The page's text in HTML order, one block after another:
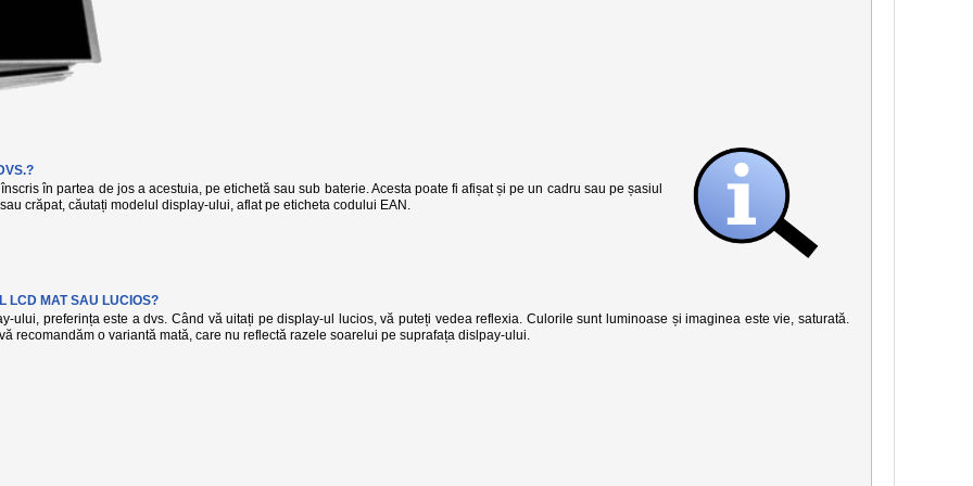
în partea de jos a acestuia, pe etichetă sau sub baterie. Acesta poate fi afișat și pe un cadru sau pe șasiul
crăpat, căutați modelul display-ului, aflat pe eticheta codului EAN.
LCD MAT SAU LUCIOS?
ului, preferința este a dvs. Când vă uitați pe display-ul lucios, vă puteți vedea reflexia. Culorile sunt luminoase și imaginea este vie, saturată.
recomandăm o variantă mată, care nu reflectă razele soarelui pe suprafața dislpay-ului.